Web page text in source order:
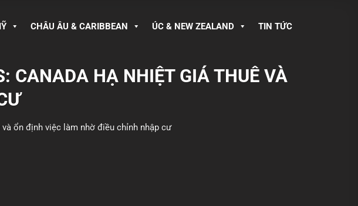
CHÂU ÂU & CARIBBEAN ÚC & NEW ZEALAND TIN TỨC
CANADA HẠ NHIỆT GIÁ THUÊ VÀ
ổn định việc làm nhờ điều chỉnh nhập cư